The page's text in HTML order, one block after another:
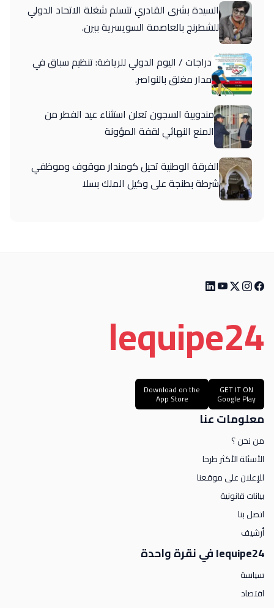
السيدة بشرى القادري تتسلم شغلة الاتحاد الدولي
للشطرنج بالعاصمة السويسرية بيرن.
دراجات / اليوم الدولي للرياضة: تنظيم سباق في
مدار مغلق بالنواصر.
مندوبية السجون تعلن استثناء عيد الفطر من
المنع النهائي لقفة المؤونة
الفرقة الوطنية تحيل كومندار موقوف وموظفي
شرطة بطنجة على وكيل الملك بسلا
lequipe24
GET IT ON
Google Play
Download on the
App Store
معلومات عنا
من نحن ؟
الأسئلة الأكثر طرحا
للإعلان على موقعنا
بيانات قانونية
اتصل بنا
أرشيف
lequipe24 في نقرة واحدة
سياسة
اقتصاد